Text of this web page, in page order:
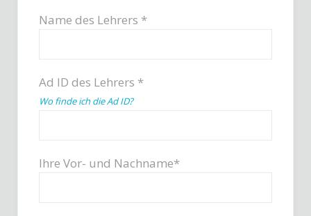
Name des Lehrers *
Ad ID des Lehrers *
Wo finde ich die Ad ID?
Ihre Vor- und Nachname*